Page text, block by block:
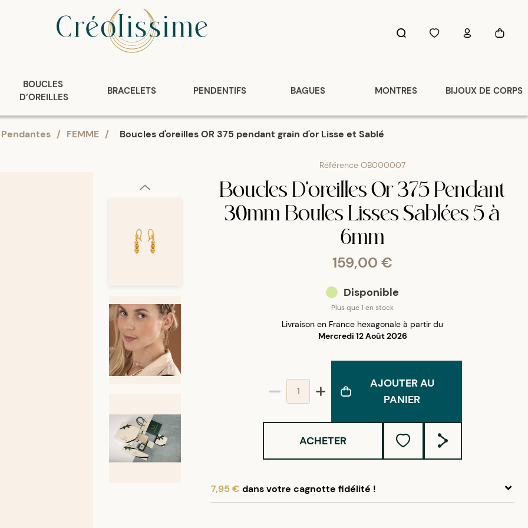
BOUCLES
D’OREILLES
BRACELETS PENDENTIFS BAGUES MONTRES BIJOUX DE CORPS
Pendantes / FEMME / Boucles d'oreilles OR 375 pendant grain d'or Lisse et Sablé
Référence OB000007
Boucles D'oreilles Or 375 Pendant
30mm Boules Lisses Sablées 5 à
6mm
159,00 €
Disponible
Plus que 1 en stock
Livraison en France hexagonale à partir du
Mercredi 12 Août 2026
AJOUTER AU
PANIER
ACHETER
7,95 € dans votre cagnotte fidélité !